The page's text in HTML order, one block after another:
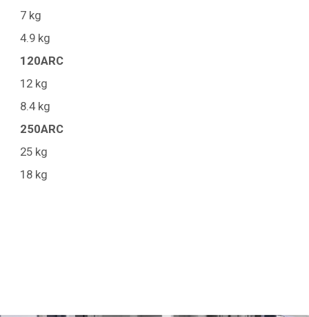
7 kg
4.9 kg
120ARC
12 kg
8.4 kg
250ARC
25 kg
18 kg